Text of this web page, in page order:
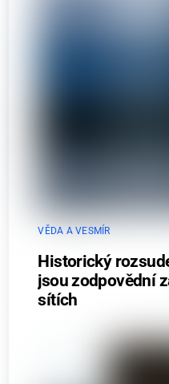
VĚDA A VESMÍR
Historický
jsou zodpovědní
sítích